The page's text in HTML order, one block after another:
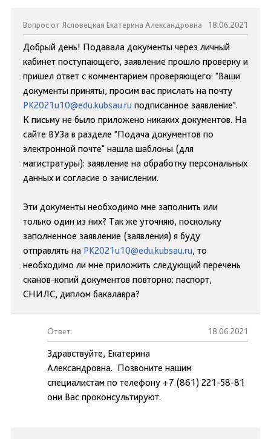
Вопрос от Ясловецкая Екатерина Александровна 18.06.2021
Добрый день! Подавала документы через личный
кабинет поступающего, заявление прошло проверку и
пришел ответ с комментарием проверяющего: "Ваши
документы приняты, просим вас прислать на почту
PK2021u10@edu.kubsau.ru подписанное заявление".
К письму не было приложено никаких документов. На
сайте ВУЗа в разделе "Подача документов по
электронной почте" нашла шаблоны (для
магистратуры): заявление на обработку персональных
данных и согласие о зачислении.
Эти документы необходимо мне заполнить или
только один из них? Так же уточняю, поскольку
заполненное заявление (заявления) я буду
отправлять на PK2021u10@edu.kubsau.ru, то
необходимо ли мне приложить следующий перечень
сканов-копий документов повторно: паспорт,
СНИЛС, диплом бакалавра?
Ответ: 18.06.2021
Здравствуйте, Екатерина
Александровна. Позвоните нашим
специалистам по телефону +7 (861) 221-58-81
они Вас проконсультируют.